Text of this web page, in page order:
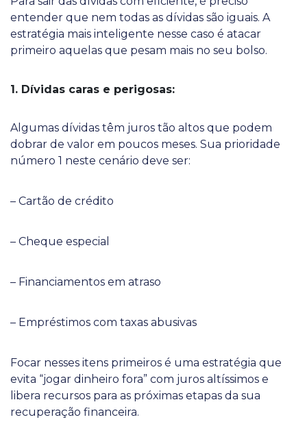
entender que nem todas as dívidas são iguais. A
estratégia mais inteligente nesse caso é atacar
primeiro aquelas que pesam mais no seu bolso.
1. Dívidas caras e perigosas:
Algumas dívidas têm juros tão altos que podem
dobrar de valor em poucos meses. Sua prioridade
número 1 neste cenário deve ser:
– Cartão de crédito
– Cheque especial
– Financiamentos em atraso
– Empréstimos com taxas abusivas
Focar nesses itens primeiros é uma estratégia que
evita “jogar dinheiro fora” com juros altíssimos e
libera recursos para as próximas etapas da sua
recuperação financeira.